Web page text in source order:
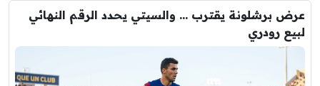
عرض برشلونة يقترب … والسيتي يحدد الرقم النهائي
لبيع رودري